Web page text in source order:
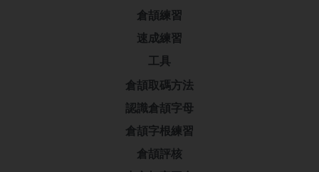
倉頡練習
速成練習
工具
倉頡取碼方法
認識倉頡字母
倉頡字根練習
倉頡評核